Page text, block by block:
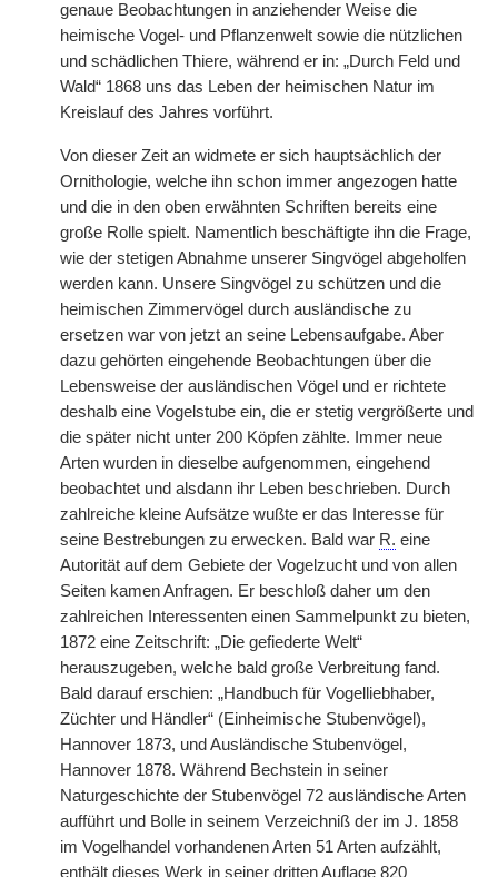
genaue Beobachtungen in anziehender Weise die
heimische Vogel- und Pflanzenwelt sowie die nützlichen
und schädlichen Thiere, während er in: „Durch Feld und
Wald“ 1868 uns das Leben der heimischen Natur im
Kreislauf des Jahres vorführt.
Von dieser Zeit an widmete er sich hauptsächlich der
Ornithologie, welche ihn schon immer angezogen hatte
und die in den oben erwähnten Schriften bereits eine
große Rolle spielt. Namentlich beschäftigte ihn die Frage,
wie der stetigen Abnahme unserer Singvögel abgeholfen
werden kann. Unsere Singvögel zu schützen und die
heimischen Zimmervögel durch ausländische zu
ersetzen war von jetzt an seine Lebensaufgabe. Aber
dazu gehörten eingehende Beobachtungen über die
Lebensweise der ausländischen Vögel und er richtete
deshalb eine Vogelstube ein, die er stetig vergrößerte und
die später nicht unter 200 Köpfen zählte. Immer neue
Arten wurden in dieselbe aufgenommen, eingehend
beobachtet und alsdann ihr Leben beschrieben. Durch
zahlreiche kleine Aufsätze wußte er das Interesse für
seine Bestrebungen zu erwecken. Bald war R. eine
Autorität auf dem Gebiete der Vogelzucht und von allen
Seiten kamen Anfragen. Er beschloß daher um den
zahlreichen Interessenten einen Sammelpunkt zu bieten,
1872 eine Zeitschrift: „Die gefiederte Welt“
herauszugeben, welche bald große Verbreitung fand.
Bald darauf erschien: „Handbuch für Vogelliebhaber,
Züchter und Händler“ (Einheimische Stubenvögel),
Hannover 1873, und Ausländische Stubenvögel,
Hannover 1878. Während Bechstein in seiner
Naturgeschichte der Stubenvögel 72 ausländische Arten
aufführt und Bolle in seinem Verzeichniß der im J. 1858
im Vogelhandel vorhandenen Arten 51 Arten aufzählt,
enthält dieses Werk in seiner dritten Auflage 820